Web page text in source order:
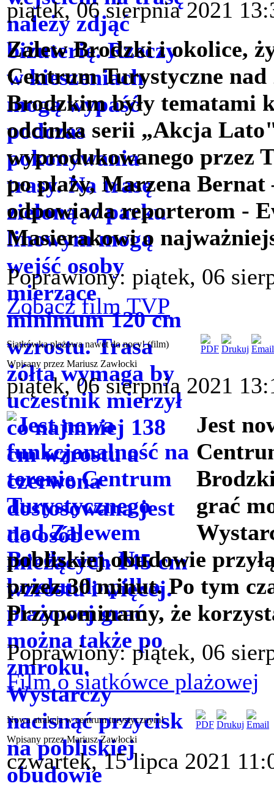
piątek, 06 sierpnia 2021
Zalew Brodzki i okolice,
Centrum Turystyczne nad
Brodzkim były tematami
odcinka serii „Akcja
wyprodukowanego przez
po plaży, Marzena
odpowiada reporterom -
Masierakowi o
Poprawiony: piątek, 06
Zobacz film TVP
Siatkówka plażowa nawet do nocy! (film)
Wpisany przez Mariusz Zawłocki
piątek, 06 sierpnia 2021
Jest
grać
pobliskiej obudowie
przez 30 minut. Po tym
Przypominamy, że
Poprawiony: piątek, 06
Film o siatkówce plażowej
Nowa atrakcja w centrum turystycznym!
Wpisany przez Mariusz Zawłocki
czwartek, 15 lipca 2021